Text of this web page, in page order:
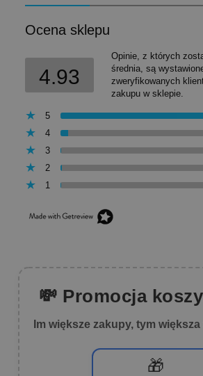
Ocena sklepu
4.93
Opinie, z których
średnia, są
zweryfikowanych
zakupu w sklepie.
5
4
3
2
1
💸 Promocja
Im większe zakupy, tym
🎁